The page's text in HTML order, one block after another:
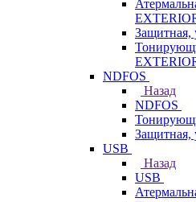
Защитная,
NDFOS
Назад
NDFOS
Защитная,
USB
Назад
USB